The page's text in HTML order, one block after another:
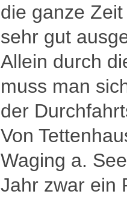
die ganze
sehr gut
Allein durch
muss man
der
Von
Waging a.
Jahr zwar ein